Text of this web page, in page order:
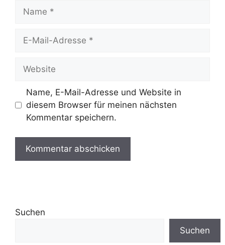
Name
Website
Name, E-Mail-Adresse und Website in
diesem Browser für meinen nächsten
Kommentar speichern.
Suchen
Suchen